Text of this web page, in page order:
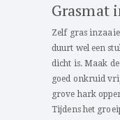
Grasmat
Zelf gras
duurt wel een
dicht is. Maak
goed onkruid
grove hark
Tijdens het